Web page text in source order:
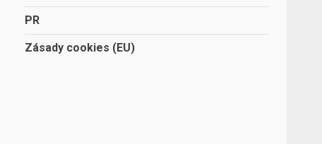
PR
Zásady cookies (EU)